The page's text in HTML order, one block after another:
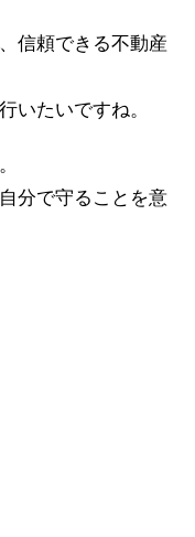
信頼できる不動産
いたいですね。
分で守ることを意